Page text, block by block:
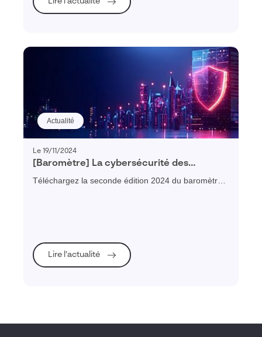
Actualité
Le 19/11/2024
[Baromètre] La cybersécurité des
entreprises françaises – édition 2024
Téléchargez la seconde édition 2024 du baromètre
Lire l’actualité